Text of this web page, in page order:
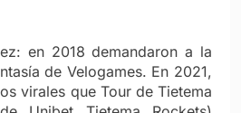
en 2018 demandaron a la
de Velogames. En 2021,
virales que Tour de Tietema